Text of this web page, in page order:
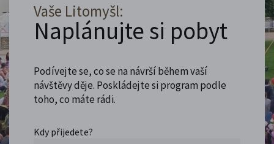
Vaše Litomyšl:
Naplánujte si pobyt
Podívejte se, co se na návrší během vaší
návštěvy děje. Poskládejte si program podle
toho, co máte rádi.
Kdy přijedete?